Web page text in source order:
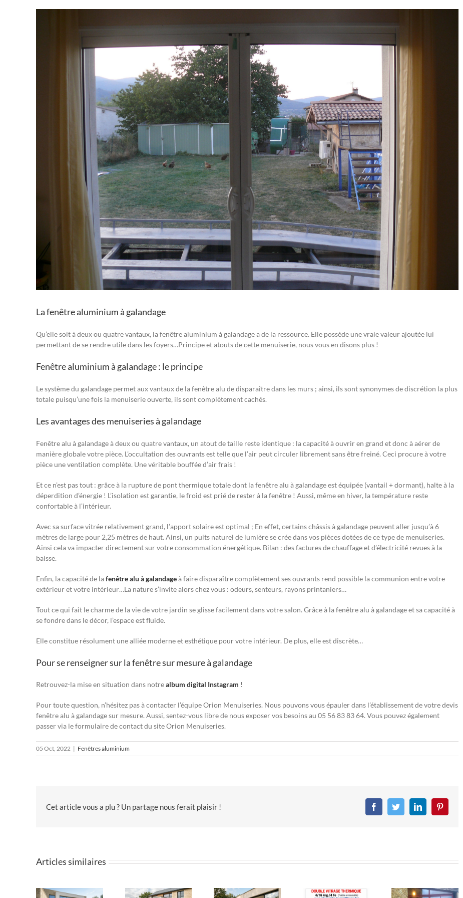
La fenêtre aluminium à galandage
Qu’elle soit à deux ou quatre vantaux, la fenêtre aluminium à galandage a de la ressource. Elle possède une vraie valeur ajoutée lui
permettant de se rendre utile dans les foyers…Principe et atouts de cette menuiserie, nous vous en disons plus !
Fenêtre aluminium à galandage : le principe
Le système du galandage permet aux vantaux de la fenêtre alu de disparaître dans les murs ; ainsi, ils sont synonymes de discrétion la plus
totale puisqu’une fois la menuiserie ouverte, ils sont complètement cachés.
Les avantages des menuiseries à galandage
Fenêtre alu à galandage à deux ou quatre vantaux, un atout de taille reste identique : la capacité à ouvrir en grand et donc à aérer de
manière globale votre pièce. L’occultation des ouvrants est telle que l’air peut circuler librement sans être freiné. Ceci procure à votre
pièce une ventilation complète. Une véritable bouffée d’air frais !
Et ce n’est pas tout : grâce à la rupture de pont thermique totale dont la fenêtre alu à galandage est équipée (vantail + dormant), halte à la
déperdition d’énergie ! L’isolation est garantie, le froid est prié de rester à la fenêtre ! Aussi, même en hiver, la température reste
confortable à l’intérieur.
Avec sa surface vitrée relativement grand, l’apport solaire est optimal ; En effet, certains châssis à galandage peuvent aller jusqu’à 6
mètres de large pour 2,25 mètres de haut. Ainsi, un puits naturel de lumière se crée dans vos pièces dotées de ce type de menuiseries.
Ainsi cela va impacter directement sur votre consommation énergétique. Bilan : des factures de chauffage et d’électricité revues à la
baisse.
Enfin, la capacité de lafenêtre alu à galandageà faire disparaître complètement ses ouvrants rend possible la communion entre votre
extérieur et votre intérieur…La nature s’invite alors chez vous : odeurs, senteurs, rayons printaniers…
Tout ce qui fait le charme de la vie de votre jardin se glisse facilement dans votre salon. Grâce à la fenêtre alu à galandage et sa capacité à
se fondre dans le décor, l’espace est fluide.
Elle constitue résolument une alliée moderne et esthétique pour votre intérieur. De plus, elle est discrète…
Pour se renseigner sur la fenêtre sur mesure à galandage
Retrouvez-la mise en situation dans notrealbum digital Instagram !
Pour toute question, n’hésitez pas à contacter l’équipe Orion Menuiseries. Nous pouvons vous épauler dans l’établissement de votre devis
fenêtre alu à galandage sur mesure. Aussi, sentez-vous libre de nous exposer vos besoins au 05 56 83 83 64. Vous pouvez également
passer via le formulaire de contact du site Orion Menuiseries.
05 Oct, 2022 | Fenêtres aluminium
Cet article vous a plu ? Un partage nous ferait plaisir ! FacebookTwitterLinkedInPinterest
Articles similaires